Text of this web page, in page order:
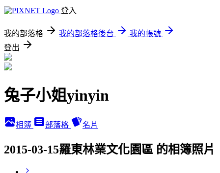
登入
我的部落格 我的部落格後台
我的帳號
登出
兔子小姐yinyin
相簿 部落格 名片
2015-03-15羅東林業文化園區 的相簿照片